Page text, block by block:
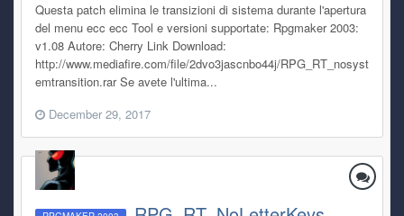
Questa patch elimina le transizioni di sistema durante l'apertura
del menu ecc ecc Tool e versioni supportate: Rpgmaker 2003:
v1.08 Autore: Cherry Link Download:
http://www.mediafire.com/file/2dvo3jascnbo44j/RPG_RT_nosyst
emtransition.rar Se avete l'ultima...
December 29, 2017